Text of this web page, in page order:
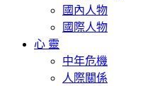
國內人物
國際人物
心 靈
中年危機
人際關係